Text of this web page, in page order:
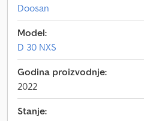
Doosan
Model:
D 30 NXS
Godina proizvodnje:
2022
Stanje: